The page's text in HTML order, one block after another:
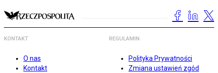
KONTAKT
O nas
Kontakt
REGULAMIN
Polityka Prywatności
Zmiana ustawień zgód